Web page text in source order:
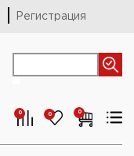
Регистрация
0 0 0